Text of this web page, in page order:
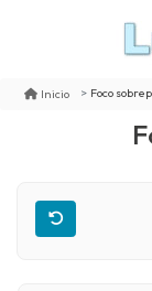
Inicio Foco